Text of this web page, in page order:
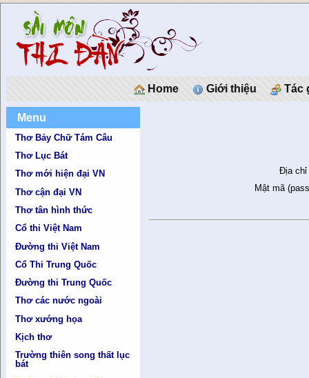
Home Giới thiệu Tác
Menu
Thơ Bảy Chữ Tám Câu
Thơ Lục Bát
Thơ mới hiện đại VN
Thơ cận đại VN
Thơ tân hình thức
Cổ thi Việt Nam
Đường thi Việt Nam
Cổ Thi Trung Quốc
Đường thi Trung Quốc
Thơ các nước ngoài
Thơ xướng họa
Kịch thơ
Trường thiên song thất lục
bát
Địa chỉ
Mật mã